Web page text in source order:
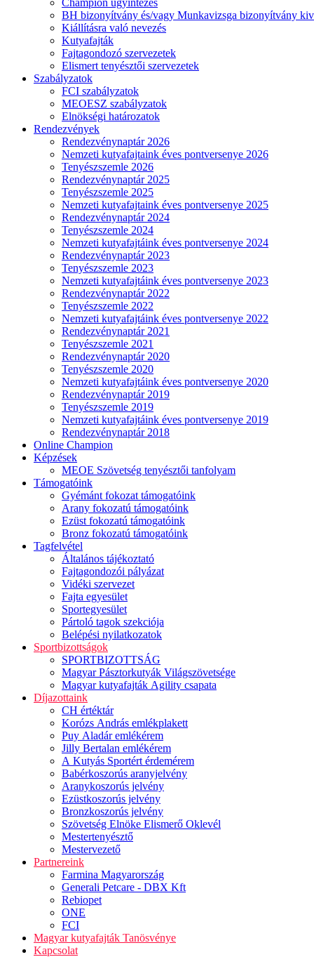
Champion ügyintézés
BH bizonyítvány és/vagy Munkavizsga bizonyítvány
Kiállításra való nevezés
Kutyafajták
Fajtagondozó szervezetek
Elismert tenyésztői szervezetek
Szabályzatok
FCI szabályzatok
MEOESZ szabályzatok
Elnökségi határozatok
Rendezvények
Rendezvénynaptár 2026
Nemzeti kutyafajtaink éves pontversenye 2026
Tenyészszemle 2026
Rendezvénynaptár 2025
Tenyészszemle 2025
Nemzeti kutyafajtaink éves pontversenye 2025
Rendezvénynaptár 2024
Tenyészszemle 2024
Nemzeti kutyafajtáink éves pontversenye 2024
Rendezvénynaptár 2023
Tenyészszemle 2023
Nemzeti kutyafajtáink éves pontversenye 2023
Rendezvénynaptár 2022
Tenyészszemle 2022
Nemzeti kutyafajtáink éves pontversenye 2022
Rendezvénynaptár 2021
Tenyészszemle 2021
Rendezvénynaptár 2020
Tenyészszemle 2020
Nemzeti kutyafajtáink éves pontversenye 2020
Rendezvénynaptár 2019
Tenyészszemle 2019
Nemzeti kutyafajtáink éves pontversenye 2019
Rendezvénynaptár 2018
Online Champion
Képzések
MEOE Szövetség tenyésztői tanfolyam
Támogatóink
Gyémánt fokozat támogatóink
Arany fokozatú támogatóink
Ezüst fokozatú támogatóink
Bronz fokozatú támogatóink
Tagfelvétel
Általános tájékoztató
Fajtagondozói pályázat
Vidéki szervezet
Fajta egyesület
Sportegyesület
Pártoló tagok szekciója
Belépési nyilatkozatok
Sportbizottságok
SPORTBIZOTTSÁG
Magyar Pásztorkutyák Világszövetsége
Magyar kutyafajták Agility csapata
Díjazottaink
CH értéktár
Korózs András emlékplakett
Puy Aladár emlékérem
Jilly Bertalan emlékérem
A Kutyás Sportért érdemérem
Babérkoszorús aranyjelvény
Aranykoszorús jelvény
Ezüstkoszorús jelvény
Bronzkoszorús jelvény
Szövetség Elnöke Elismerő Oklevél
Mestertenyésztő
Mestervezető
Partnereink
Farmina Magyarország
Generali Petcare - DBX Kft
Rebiopet
ONE
FCI
Magyar kutyafajták Tanösvénye
Kapcsolat